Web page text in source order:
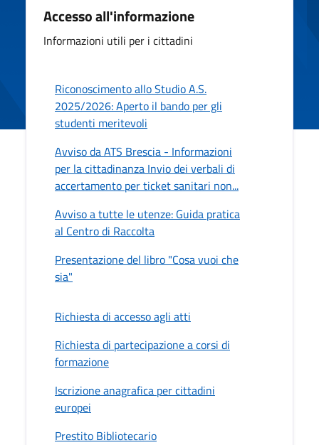
Accesso all'informazione
Informazioni utili per i cittadini
Riconoscimento allo Studio A.S.
2025/2026: Aperto il bando per gli
studenti meritevoli
Avviso da ATS Brescia - Informazioni
per la cittadinanza Invio dei verbali di
accertamento per ticket sanitari non...
Avviso a tutte le utenze: Guida pratica
al Centro di Raccolta
Presentazione del libro "Cosa vuoi che
sia"
Richiesta di accesso agli atti
Richiesta di partecipazione a corsi di
formazione
Iscrizione anagrafica per cittadini
europei
Prestito Bibliotecario